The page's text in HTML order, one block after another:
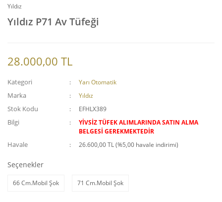
Yıldız
Yıldız P71 Av Tüfeği
28.000,00 TL
Kategori Yarı Otomatik
Marka Yıldız
Stok Kodu EFHLX389
Bilgi
YİVSİZ TÜFEK ALIMLARINDA SATIN ALMA
BELGESİ GEREKMEKTEDİR
Havale 26.600,00 TL (%5,00 havale indirimi)
Seçenekler
66 Cm.Mobil Şok 71 Cm.Mobil Şok